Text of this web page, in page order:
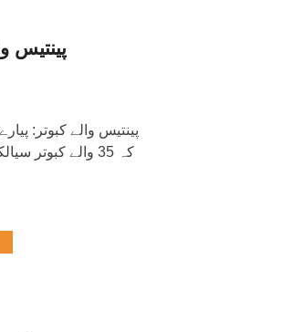
پینتیس
پینتیس والے کبوتر:
کہ 35 والے